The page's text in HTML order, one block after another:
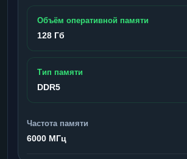
Объём оперативной памяти
128 Гб
Тип памяти
DDR5
Частота памяти
6000 МГц